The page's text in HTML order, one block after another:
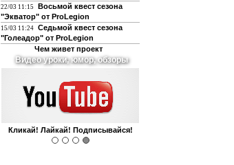
22/03 11:15
Восьмой квест сезона
"Экватор" от ProLegion
15/03 11:24 Седьмой квест сезона
"Голеадор" от ProLegion
Чем живет проект
О футболе и не только
Интегрирован с чатом форума!